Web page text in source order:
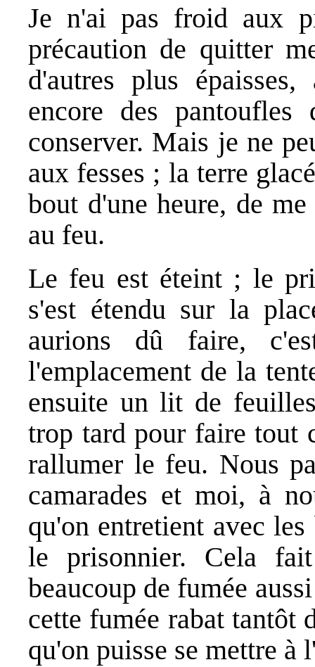
Je n'ai pas froid aux
précaution de quitter
d'autres plus
encore des
conserver. Mais je ne
aux fesses ; la terre
bout d'une heure, de
au feu.
Le feu est éteint ; le
s'est étendu sur la
aurions dû faire,
l'emplacement de la
ensuite un lit de
trop tard pour faire tout
rallumer le feu. Nous
camarades et moi, à
qu'on entretient avec
le prisonnier. Cela
beaucoup de fumée
cette fumée rabat tantôt
qu'on puisse se mettre à